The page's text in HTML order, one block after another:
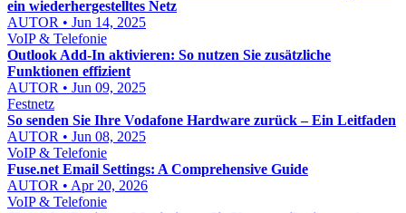
ein wiederhergestelltes Netz
AUTOR • Jun 14, 2025
VoIP & Telefonie
Outlook Add-In aktivieren: So nutzen Sie zusätzliche
Funktionen effizient
AUTOR • Jun 09, 2025
Festnetz
So senden Sie Ihre Vodafone Hardware zurück – Ein Leitfaden
AUTOR • Jun 08, 2025
VoIP & Telefonie
Fuse.net Email Settings: A Comprehensive Guide
AUTOR • Apr 20, 2026
VoIP & Telefonie